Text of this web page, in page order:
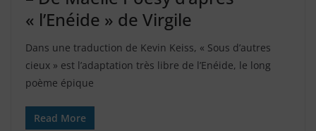
« l’Enéide » de Virgile
Dans une traduction de Kevin Keiss, « Sous d’autres
cieux » est l’adaptation très libre de l’Enéide, le long
poème épique
Read More